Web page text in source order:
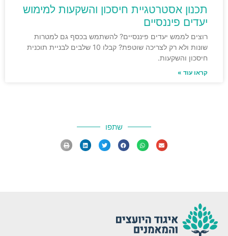
תכנון אסטרטגיית חיסכון והשקעות למימוש
יעדים פיננסיים
רוצים לממש יעדים פיננסיים? להשתמש בכסף גם למטרות
שונות ולא רק לצריכה שוטפת? קבלו 10 שלבים לבניית תוכנית
חיסכון והשקעות.
קראו עוד »
שתפו